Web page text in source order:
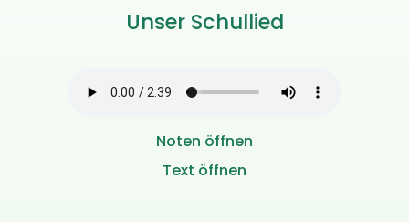
Unser Schullied
Noten öffnen
Text öffnen